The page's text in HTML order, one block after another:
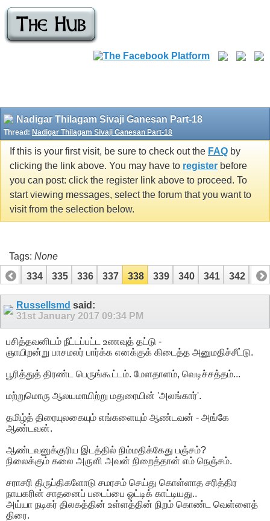
Nadigar Thilagam Sivaji Ganesan Part-18
Thread: Nadigar Thilagam Sivaji Ganesan Part-18
If this is your first visit, be sure to check out the FAQ by
clicking the link above. You may have to register before
you can post: click the register link above to proceed. To
start viewing messages, select the forum that you want to
visit from the selection below.
Tags: None
333
334 335 336 337 338 339 340 341 342 343
353Russellsmd said:
31st January 2017 09:34 PM
பசித்தவனிடம் நீட்டப்பட்ட உணவுத் தட்டு -
ஞாயிறன்று பாசமலர் பார்க்க எனக்குக் கிடைத்த அனுமதிச்சீட்டு.
பூரித்துத் திரண்ட பெருங்கூட்டம். மேளதாளம், வெடிச்சத்தம்...
மற்றுமொரு ஆலயமாயிற்று மதுரையின் 'அலங்கார்'.
தமிழ்த் திரையுலகையும் எங்களையும் ஆண்டவன் - அங்கே
ஆண்டவன்.
ஆண்டவனுக்குரிய இடத்தில் நிம்மதிக்கேது பஞ்சம்?
நிலைக்கும் கலை அருளி அவன் நிறைத்தான் எம் நெஞ்சம்.
சராசரி திருப்திகளோடு சமரசம் செய்து கொள்ளாத சரித்திர
நாயகரின் சாதனைப் படைப்பை ஓட்டிக் காட்டியது..
அய்யா நடிகர் திலகத்தின் உள்ளத்தின் நிறம் கொண்ட வெள்ளைத்
திரை.